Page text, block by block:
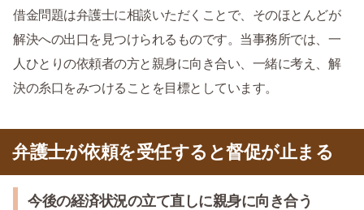
借金問題は弁護士に相談いただくことで、そのほとんどが
解決への出口を見つけられるものです。当事務所では、一
人ひとりの依頼者の方と親身に向き合い、一緒に考え、解
決の糸口をみつけることを目標としています。
弁護士が依頼を受任すると督促が止まる
今後の経済状況の立て直しに親身に向き合う